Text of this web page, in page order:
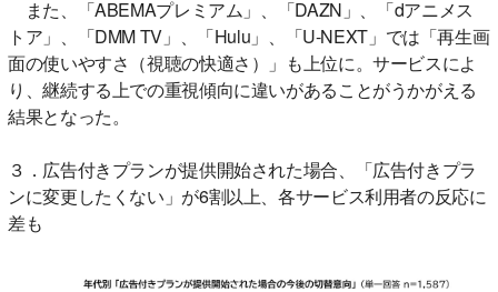
また、「ABEMAプレミアム」、「DAZN」、「dアニメス
トア」、「DMM TV」、「Hulu」、「U-NEXT」では「再生画
面の使いやすさ（視聴の快適さ）」も上位に。サービスによ
り、継続する上での重視傾向に違いがあることがうかがえる
結果となった。
３．広告付きプランが提供開始された場合、「広告付きプラ
ンに変更したくない」が6割以上、各サービス利用者の反応に
差も